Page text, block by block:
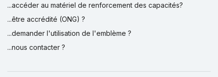
...accéder au matériel de renforcement des capacités?
...être accrédité (ONG) ?
...demander l'utilisation de l'emblème ?
...nous contacter ?